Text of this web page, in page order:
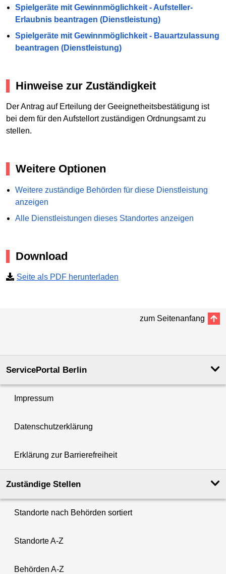
Spielgeräte mit Gewinnmöglichkeit - Aufsteller-
Erlaubnis beantragen (Dienstleistung)
Spielgeräte mit Gewinnmöglichkeit - Bauartzulassung
beantragen (Dienstleistung)
Hinweise zur Zuständigkeit
Der Antrag auf Erteilung der Geeignetheitsbestätigung ist
bei dem für den Aufstellort zuständigen Ordnungsamt zu
stellen.
Weitere Optionen
Weitere zuständige Behörden für diese Dienstleistung
anzeigen
Alle Dienstleistungen dieses Standortes anzeigen
Download
Seite als PDF herunterladen
zum Seitenanfang
ServicePortal Berlin
Impressum
Datenschutzerklärung
Erklärung zur Barrierefreiheit
Zuständige Stellen
Standorte nach Behörden sortiert
Standorte A-Z
Behörden A-Z